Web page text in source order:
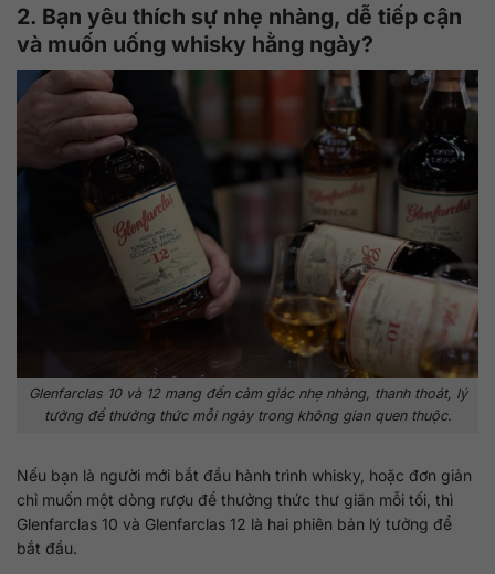
2. Bạn yêu thích sự nhẹ nhàng, dễ tiếp cận
và muốn uống whisky hằng ngày?
Glenfarclas 10 và 12 mang đến cảm giác nhẹ nhàng, thanh thoát, lý
tưởng để thưởng thức mỗi ngày trong không gian quen thuộc.
Nếu bạn là người mới bắt đầu hành trình whisky, hoặc đơn giản
chỉ muốn một dòng rượu để thưởng thức thư giãn mỗi tối, thì
Glenfarclas 10 và Glenfarclas 12 là hai phiên bản lý tưởng để
bắt đầu.